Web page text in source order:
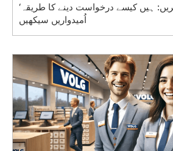
‘وولج’ میں کام کریں: ہیں کیسے درخواست دینے کا طریقہ
اُمیدواریں سیکھیں